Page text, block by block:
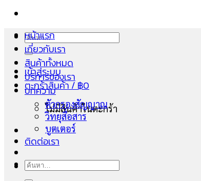
ค้นหา:
เข้าสู่ระบบ
ตะกร้าสินค้า /฿0
ไม่มีสินค้าในตะกร้า
หน้าแรก
เกี่ยวกับเรา
สินค้าทั้งหมด
บริการของเรา
บทความ
ตัวกรองสัญญาณ
วิทยุสื่อสาร
บูตเตอร์
ติดต่อเรา
ค้นหา: